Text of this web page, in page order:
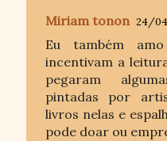
Miriam tonon 24/
Eu também
incentivam a
pegaram
pintadas por
livros nelas e
pode doar ou